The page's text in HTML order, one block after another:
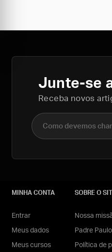
Junte-se
Receba novos
Nome completo
MINHA CONTA
Entrar
Meus dados
Meus cursos
SOBRE O
Nossa
Padre
Política de